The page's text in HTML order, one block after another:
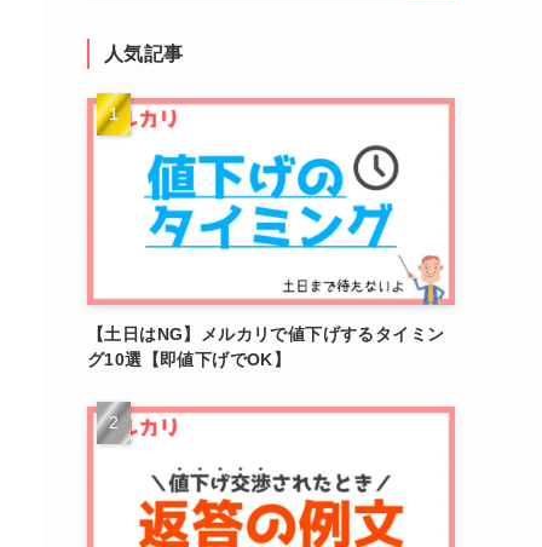
人気記事
【土日はNG】メルカリで値下げするタイミン
グ10選【即値下げでOK】